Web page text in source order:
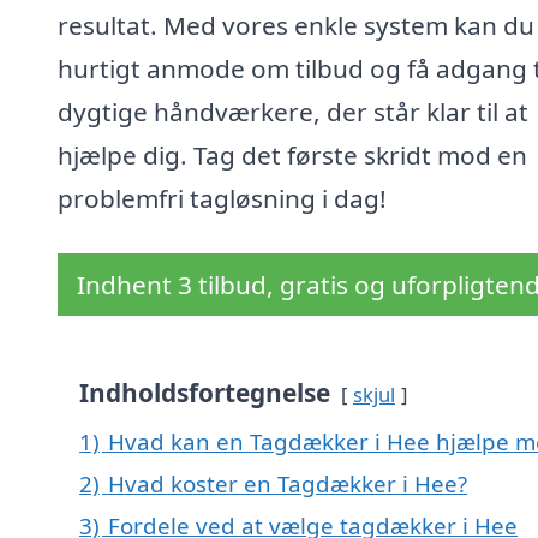
resultat. Med vores enkle system kan du
hurtigt anmode om tilbud og få adgang
dygtige håndværkere, der står klar til at
hjælpe dig. Tag det første skridt mod en
problemfri tagløsning i dag!
Indhent 3 tilbud, gratis og
Indholdsfortegnelse skjul
1) Hvad kan en Tagdækker i Hee hjælpe
2) Hvad koster en Tagdækker i Hee?
3) Fordele ved at vælge tagdækker i Hee